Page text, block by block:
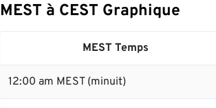
MEST à CEST Graphique
MEST Temps
12:00 am MEST (minuit)